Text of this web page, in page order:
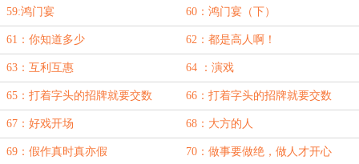
59:鸿门宴 60：鸿门宴（下）
61：你知道多少 62：都是高人啊！
63：互利互惠 64 ：演戏
65：打着字头的招牌就要交数 66：打着字头的招牌就要交数
（下）
67：好戏开场 68：大方的人
69：假作真时真亦假 70：做事要做绝，做人才开心